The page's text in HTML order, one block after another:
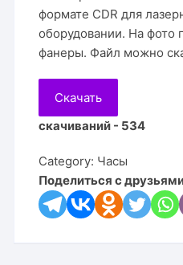
формате CDR для
оборудовании. На фото
фанеры. Файл можно
Скачать
скачиваний - 534
Category: Часы
Поделиться с